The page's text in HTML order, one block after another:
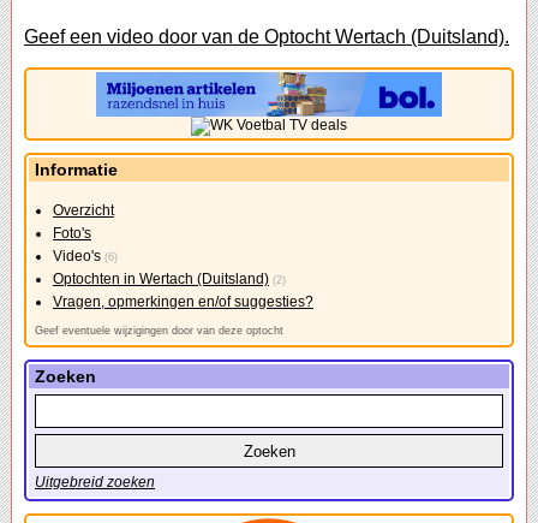
Geef een video door van de Optocht Wertach (Duitsland).
Informatie
Overzicht
Foto's
Video's (6)
Optochten in Wertach (Duitsland) (2)
Vragen, opmerkingen en/of suggesties?
Geef eventuele wijzigingen door van deze optocht
Zoeken
Uitgebreid zoeken